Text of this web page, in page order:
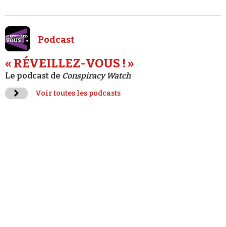
Podcast
« RÉVEILLEZ-VOUS ! »
Le podcast de Conspiracy Watch
Voir toutes les podcasts